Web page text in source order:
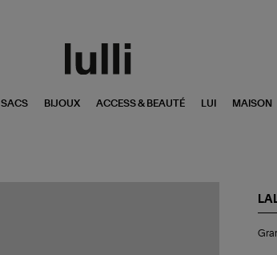
SACS BIJOUX ACCESS & BEAUTÉ LUI MAISON